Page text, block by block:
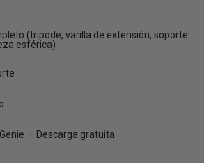
(trípode, varilla de extensión, soporte
esférica)
— Descarga gratuita